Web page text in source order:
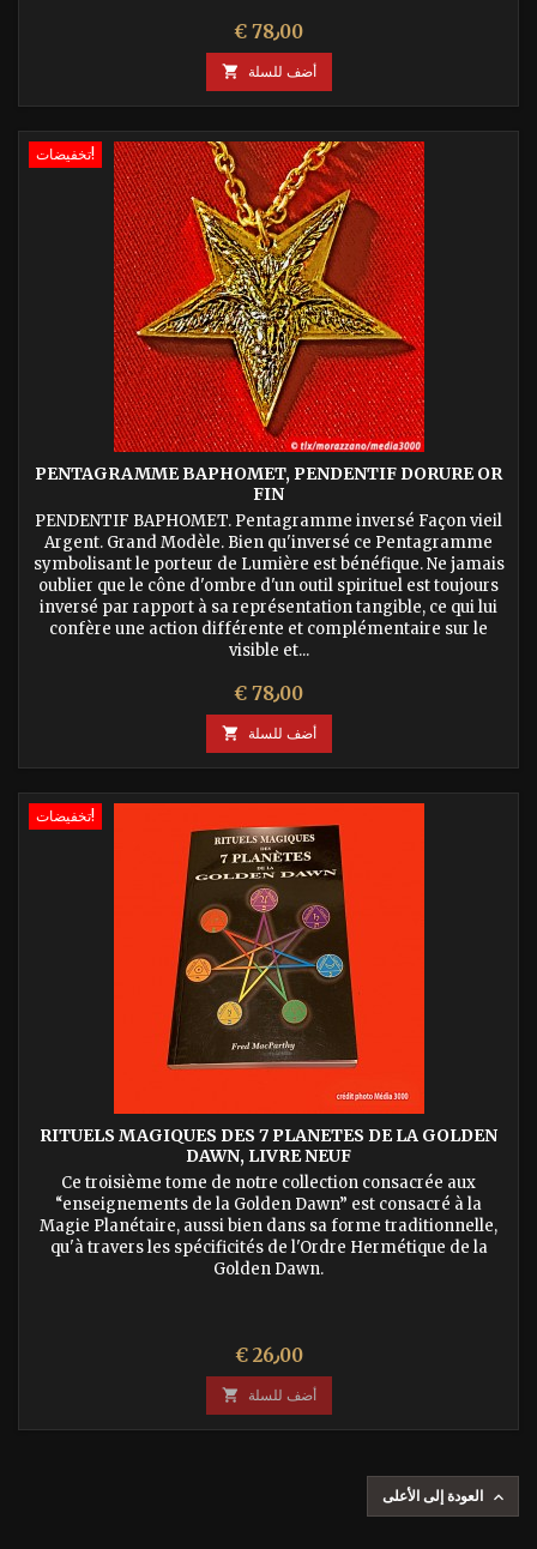
السعر€ 78٫00
 أضف للسلة
تخفيضات!
PENTAGRAMME BAPHOMET, PENDENTIF DORURE OR
FIN
PENDENTIF BAPHOMET. Pentagramme inversé Façon vieil
Argent. Grand Modèle. Bien qu'inversé ce Pentagramme
symbolisant le porteur de Lumière est bénéfique. Ne jamais
oublier que le cône d'ombre d'un outil spirituel est toujours
inversé par rapport à sa représentation tangible, ce qui lui
confère une action différente et complémentaire sur le
visible et...
السعر€ 78٫00
 أضف للسلة
تخفيضات!
RITUELS MAGIQUES DES 7 PLANETES DE LA GOLDEN
DAWN, LIVRE NEUF
Ce troisième tome de notre collection consacrée aux
“enseignements de la Golden Dawn” est consacré à la
Magie Planétaire, aussi bien dans sa forme traditionnelle,
qu'à travers les spécificités de l'Ordre Hermétique de la
Golden Dawn.
السعر€ 26٫00
 أضف للسلة
